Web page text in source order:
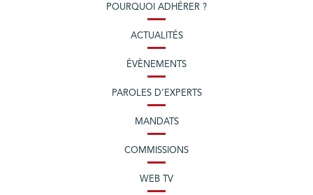
POURQUOI ADHÉRER ?
ACTUALITÉS
ÉVÈNEMENTS
PAROLES D’EXPERTS
MANDATS
COMMISSIONS
WEB TV